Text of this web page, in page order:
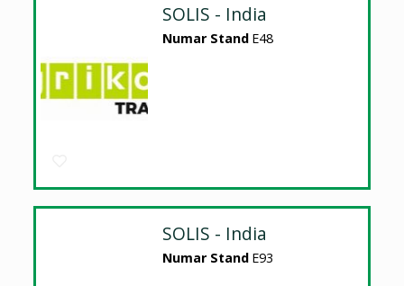
SOLIS - India
Numar Stand E48
SOLIS - India
Numar Stand E93